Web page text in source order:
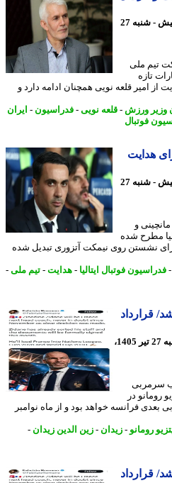
19 روز پیش - شنبه 27
ملی
تازه
قلعه نویی همچنان ادامه دارد و
ورزش -قلعه نویی-فدراسیون-ایران
فوتبال
19 روز پیش - شنبه 27
و
شده
نشستن روی نیمکت آتزوری تبدیل شده
فوتبال ایتالیا -هدایت-تیم ملی -
19 روز پیش - شنبه 27 تیر 1405،
در
فرانسه خواهد بود و از ماه نوامبر
رومانو-زیدان - زین الدین زیدان -